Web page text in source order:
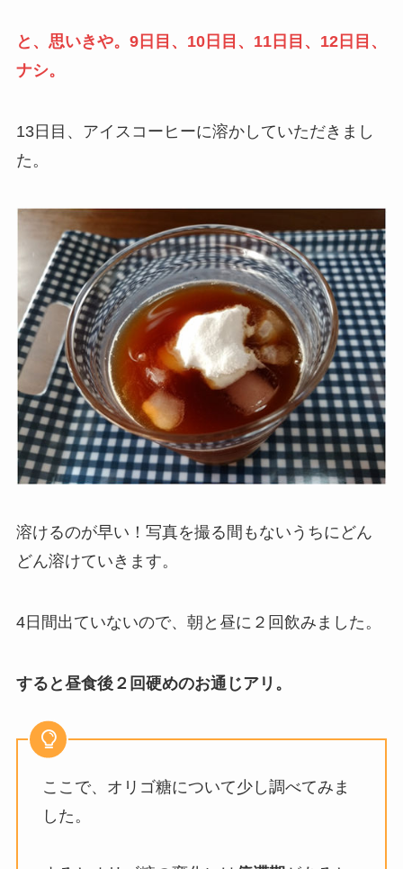
と、思いきや。9日目、10日目、11日目、12日目、
ナシ。
13日目、アイスコーヒーに溶かしていただきまし
た。
溶けるのが早い！写真を撮る間もないうちにどん
どん溶けていきます。
4日間出ていないので、朝と昼に２回飲みました。
すると昼食後２回硬めのお通じアリ。
ここで、オリゴ糖について少し調べてみま
した。